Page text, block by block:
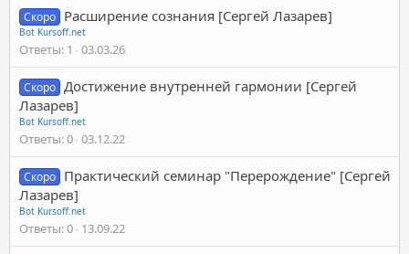
Скоро Расширение сознания [Сергей Лазарев]
Bot Kursoff.net
Ответы 1 03.03.26
Скоро Достижение внутренней гармонии [Сергей
Лазарев]
Bot Kursoff.net
Ответы 0 03.12.22
Скоро Практический семинар "Перерождение" [Сергей
Лазарев]
Bot Kursoff.net
Ответы 0 13.09.22